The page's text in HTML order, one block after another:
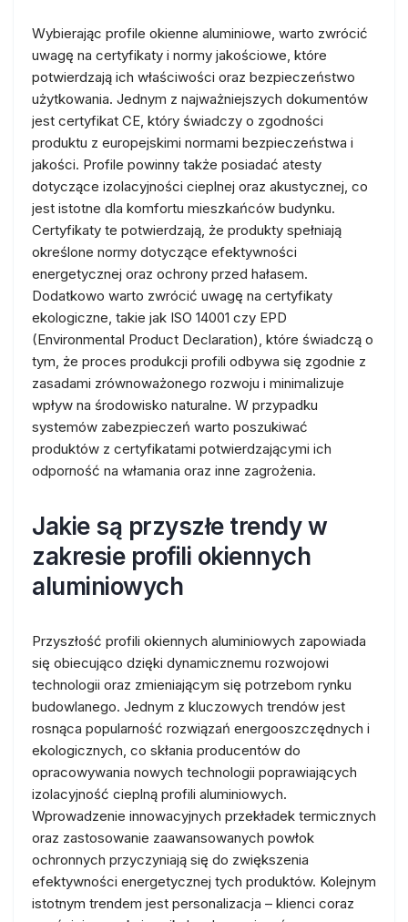
Wybierając profile okienne aluminiowe, warto zwrócić
uwagę na certyfikaty i normy jakościowe, które
potwierdzają ich właściwości oraz bezpieczeństwo
użytkowania. Jednym z najważniejszych dokumentów
jest certyfikat CE, który świadczy o zgodności
produktu z europejskimi normami bezpieczeństwa i
jakości. Profile powinny także posiadać atesty
dotyczące izolacyjności cieplnej oraz akustycznej, co
jest istotne dla komfortu mieszkańców budynku.
Certyfikaty te potwierdzają, że produkty spełniają
określone normy dotyczące efektywności
energetycznej oraz ochrony przed hałasem.
Dodatkowo warto zwrócić uwagę na certyfikaty
ekologiczne, takie jak ISO 14001 czy EPD
(Environmental Product Declaration), które świadczą o
tym, że proces produkcji profili odbywa się zgodnie z
zasadami zrównoważonego rozwoju i minimalizuje
wpływ na środowisko naturalne. W przypadku
systemów zabezpieczeń warto poszukiwać
produktów z certyfikatami potwierdzającymi ich
odporność na włamania oraz inne zagrożenia.
Jakie są przyszłe trendy w
zakresie profili okiennych
aluminiowych
Przyszłość profili okiennych aluminiowych zapowiada
się obiecująco dzięki dynamicznemu rozwojowi
technologii oraz zmieniającym się potrzebom rynku
budowlanego. Jednym z kluczowych trendów jest
rosnąca popularność rozwiązań energooszczędnych i
ekologicznych, co skłania producentów do
opracowywania nowych technologii poprawiających
izolacyjność cieplną profili aluminiowych.
Wprowadzenie innowacyjnych przekładek termicznych
oraz zastosowanie zaawansowanych powłok
ochronnych przyczyniają się do zwiększenia
efektywności energetycznej tych produktów. Kolejnym
istotnym trendem jest personalizacja – klienci coraz